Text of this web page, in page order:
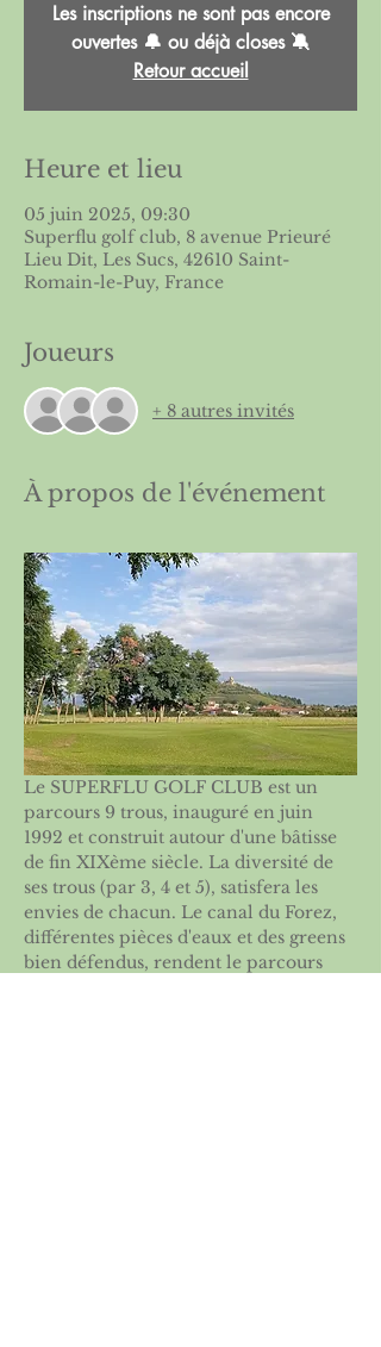
Les inscriptions ne sont pas encore
ouvertes 🔔 ou déjà closes 🔕
Retour accueil
Heure et lieu
05 juin 2025, 09:30
Superflu golf club, 8 avenue Prieuré
Lieu Dit, Les Sucs, 42610 Saint-
Romain-le-Puy, France
Joueurs
+ 8 autres invités
À propos de l'événement
Le SUPERFLU GOLF CLUB est un
parcours 9 trous, inauguré en juin
1992 et construit autour d'une bâtisse
de fin XIXème siècle. La diversité de
ses trous (par 3, 4 et 5), satisfera les
envies de chacun. Le canal du Forez,
différentes pièces d'eaux et des greens
bien défendus, rendent le parcours